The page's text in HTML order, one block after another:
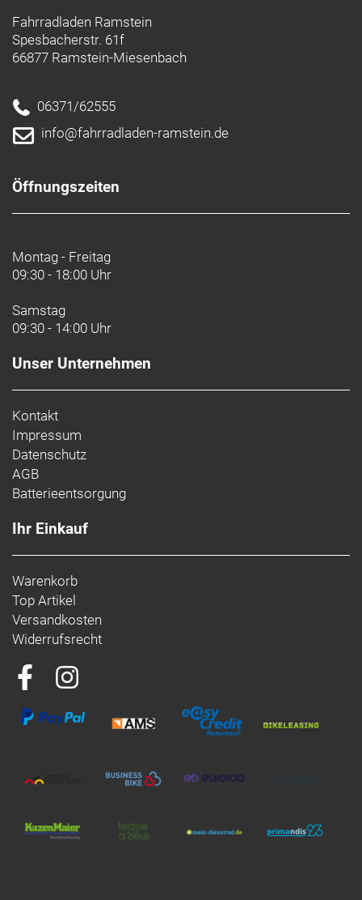
Fahrradladen Ramstein
Spesbacherstr. 61f
66877 Ramstein-Miesenbach
06371/62555
info@fahrradladen-ramstein.de
Öffnungszeiten
Montag - Freitag
09:30 - 18:00 Uhr
Samstag
09:30 - 14:00 Uhr
Unser Unternehmen
Kontakt
Impressum
Datenschutz
AGB
Batterieentsorgung
Ihr Einkauf
Warenkorb
Top Artikel
Versandkosten
Widerrufsrecht